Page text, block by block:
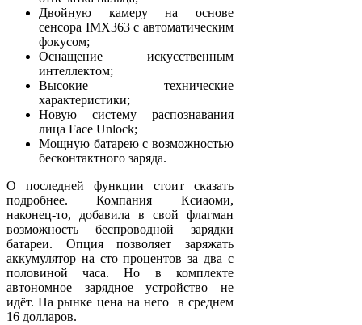
Двойную камеру на основе
сенсора IMX363 c автоматическим
фокусом;
Оснащение искусственным
интеллектом;
Высокие технические
характеристики;
Новую систему распознавания
лица Face Unlock;
Мощную батарею с возможностью
бесконтактного заряда.
О последней функции стоит сказать
подробнее. Компания Ксиаоми,
наконец-то, добавила в свой флагман
возможность беспроводной зарядки
батареи. Опция позволяет заряжать
аккумулятор на сто процентов за два с
половиной часа. Но в комплекте
автономное зарядное устройство не
идёт. На рынке цена на него в среднем
16 долларов.